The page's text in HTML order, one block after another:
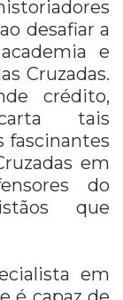
desafiar a
e
Cruzadas.
crédito,
tais
fascinantes
em
do
que
em